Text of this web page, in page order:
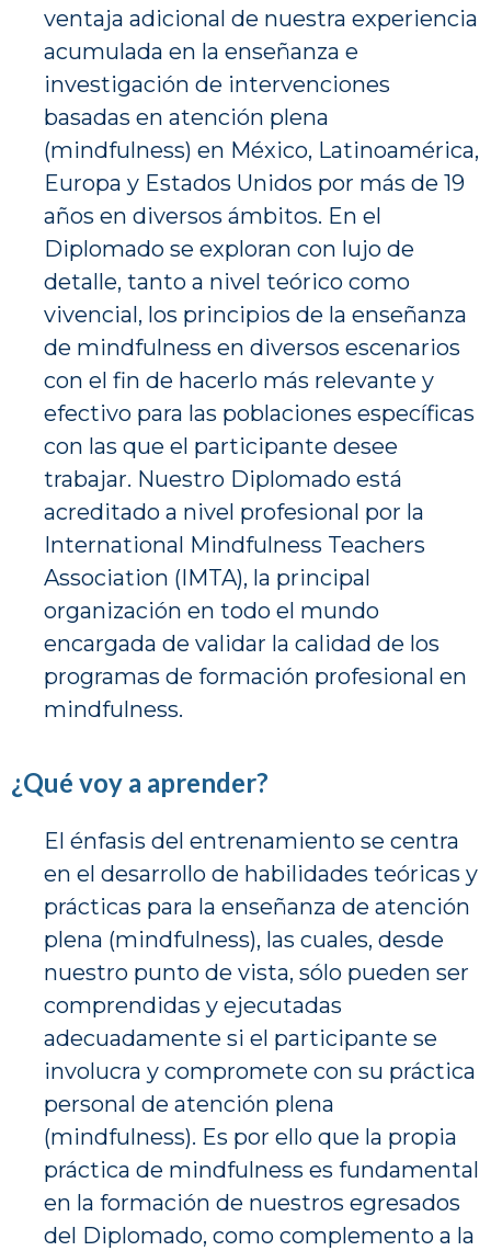
ventaja adicional de nuestra experiencia
acumulada en la enseñanza e
investigación de intervenciones
basadas en atención plena
(mindfulness) en México, Latinoamérica,
Europa y Estados Unidos por más de 19
años en diversos ámbitos. En el
Diplomado se exploran con lujo de
detalle, tanto a nivel teórico como
vivencial, los principios de la enseñanza
de mindfulness en diversos escenarios
con el fin de hacerlo más relevante y
efectivo para las poblaciones específicas
con las que el participante desee
trabajar. Nuestro Diplomado está
acreditado a nivel profesional por la
International Mindfulness Teachers
Association (IMTA), la principal
organización en todo el mundo
encargada de validar la calidad de los
programas de formación profesional en
mindfulness.
¿Qué voy a aprender?
El énfasis del entrenamiento se centra
en el desarrollo de habilidades teóricas y
prácticas para la enseñanza de atención
plena (mindfulness), las cuales, desde
nuestro punto de vista, sólo pueden ser
comprendidas y ejecutadas
adecuadamente si el participante se
involucra y compromete con su práctica
personal de atención plena
(mindfulness). Es por ello que la propia
práctica de mindfulness es fundamental
en la formación de nuestros egresados
del Diplomado, como complemento a la